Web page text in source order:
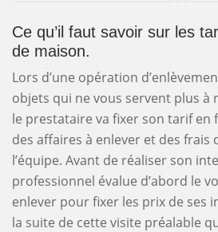
Ce qu’il faut savoir sur les
de maison.
Lors d’une opération
objets qui ne vous servent plus à
le prestataire va fixer son tarif en
des affaires à enlever et des frais
l’équipe. Avant de réaliser son
professionnel évalue d’abord le
enlever pour fixer les prix de ses
la suite de cette visite préalable